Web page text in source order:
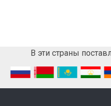
В эти страны